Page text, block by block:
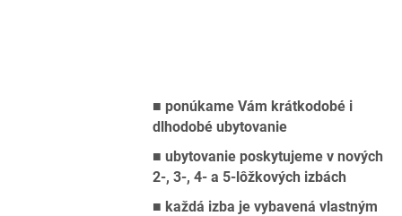
■ ponúkame Vám krátkodobé i
dlhodobé ubytovanie
■ ubytovanie poskytujeme v nových
2-, 3-, 4- a 5-lôžkových izbách
■ každá izba je vybavená vlastným